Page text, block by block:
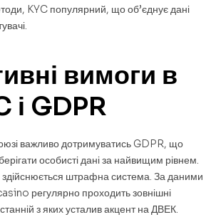
KYC популярний, що об’єднує дані
вимоги в
і GDPR
важливо дотримуватись GDPR, що
особисті дані за найвищим рівнем.
штрафна система. За даними
регулярно проходить зовнішні
з яких усталив акцент на ДВЕК.